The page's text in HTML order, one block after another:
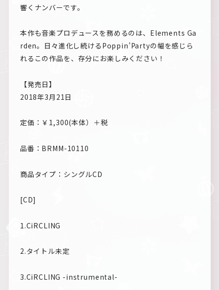
響くナンバーです。
本作も音楽プロデュースを務めるのは、Elements Ga
rden。日々進化し続けるPoppin’Partyの幅を感じら
れるこの作品を、存分にお楽しみください！
【発売日】
2018年3月21日
定価：￥1,300(本体）＋税
品番：BRMM-10110
商品タイプ：シングルCD
[CD]
1.CiRCLING
2.タイトル未定
3.CiRCLING -instrumental-